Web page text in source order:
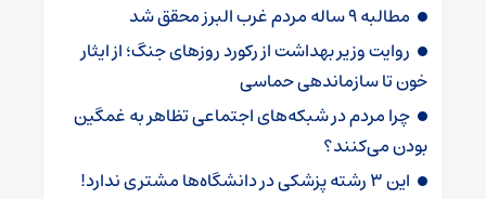
مطالبه ۹ ساله مردم غرب البرز محقق شد
روایت وزیر بهداشت از رکورد روزهای جنگ؛ از ایثار
خون تا سازماندهی حماسی
چرا مردم در شبکه‌های اجتماعی تظاهر به غمگین
بودن می‌کنند؟
این ۳ رشته پزشکی در دانشگاه‌ها مشتری ندارد!